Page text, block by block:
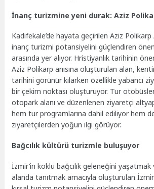
İnanç turizmine yeni durak: Aziz
Kadifekale’de hayata geçirilen Aziz Polikarp
inanç turizmi potansiyelini güçlendiren
arasında yer alıyor. Hristiyanlık tarihinin
Aziz Polikarp anısına oluşturulan alan,
tarihini görünür kılarken özellikle yabancı
bir çekim noktası oluşturuyor. Tur
otopark alanı ve düzenlenen ziyaretçi
hem tur programlarına dahil ediliyor hem
ziyaretçilerden yoğun ilgi görüyor.
Bağcılık kültürü turizmle buluşuyor
İzmir’in köklü bağcılık geleneğini yaşatmak
alanda tanıtmak amacıyla oluşturulan